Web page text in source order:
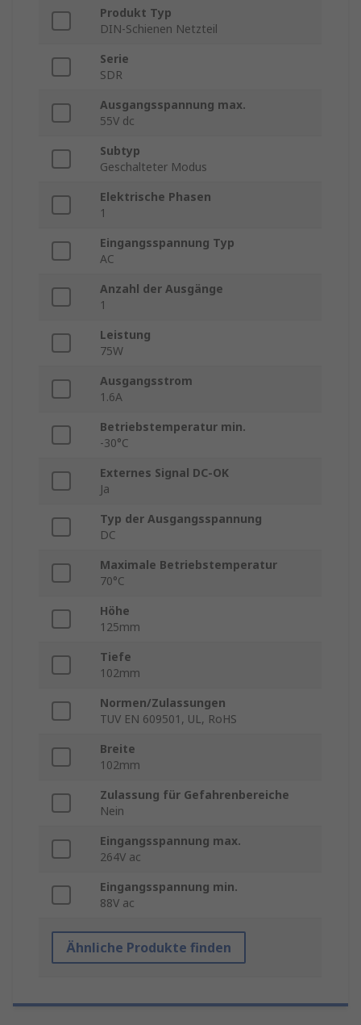
Produkt Typ
DIN-Schienen Netzteil
Serie
SDR
Ausgangsspannung max.
55V dc
Subtyp
Geschalteter Modus
Elektrische Phasen
1
Eingangsspannung Typ
AC
Anzahl der Ausgänge
1
Leistung
75W
Ausgangsstrom
1.6A
Betriebstemperatur min.
-30°C
Externes Signal DC-OK
Ja
Typ der Ausgangsspannung
DC
Maximale Betriebstemperatur
70°C
Höhe
125mm
Tiefe
102mm
Normen/Zulassungen
TUV EN 609501, UL, RoHS
Breite
102mm
Zulassung für Gefahrenbereiche
Nein
Eingangsspannung max.
264V ac
Eingangsspannung min.
88V ac
Ähnliche Produkte finden